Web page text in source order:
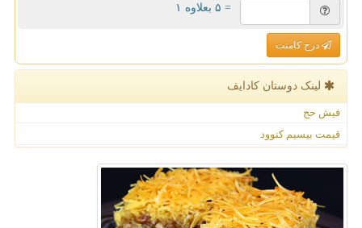
= ۵ بعلاوه ۱
درج کامنت
لینک دوستان كادایف
فیش حج
قیمت بیسیم کنوود